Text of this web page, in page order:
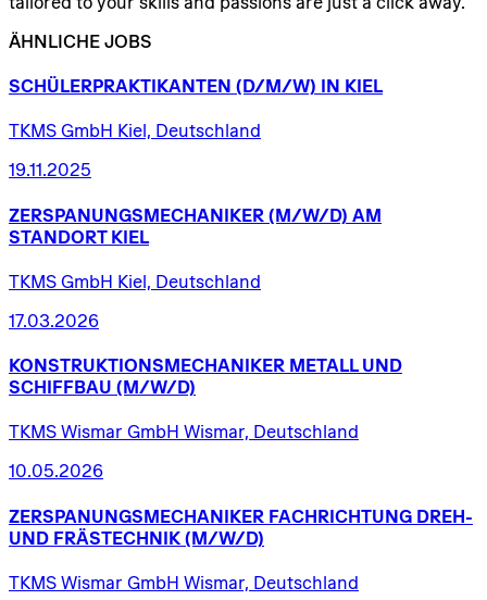
ÄHNLICHE JOBS
SCHÜLERPRAKTIKANTEN (D/​M/​W) IN KIEL
TKMS GmbH Kiel, Deutschland
19.11.2025
ZERSPANUNGSMECHANIKER (M/W/D) AM
STANDORT KIEL
TKMS GmbH Kiel, Deutschland
17.03.2026
KONSTRUKTIONSMECHANIKER METALL UND
SCHIFFBAU (M/W/D)
TKMS Wismar GmbH Wismar, Deutschland
10.05.2026
ZERSPANUNGSMECHANIKER FACHRICHTUNG DREH-
UND FRÄSTECHNIK (M/W/D)
TKMS Wismar GmbH Wismar, Deutschland